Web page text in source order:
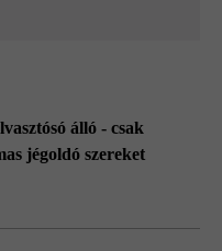
álló - csak
jégoldó szereket